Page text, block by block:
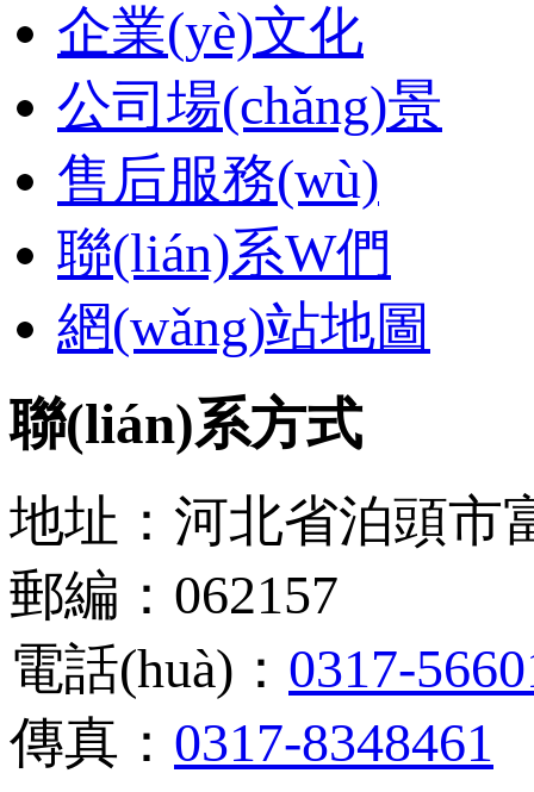
企業(yè)文化
公司場(chǎng)景
售后服務(wù)
聯(lián)系W們
網(wǎng)站地圖
聯(lián)系方式
地址：河北省泊頭市
郵編：062157
電話(huà)： 0317-
傳真： 0317-8348461